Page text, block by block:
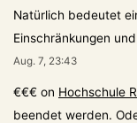
Natürlich bedeutet
Einschränkungen
Aug. 7, 23:43
€€€ on Hochschule
beendet werden.